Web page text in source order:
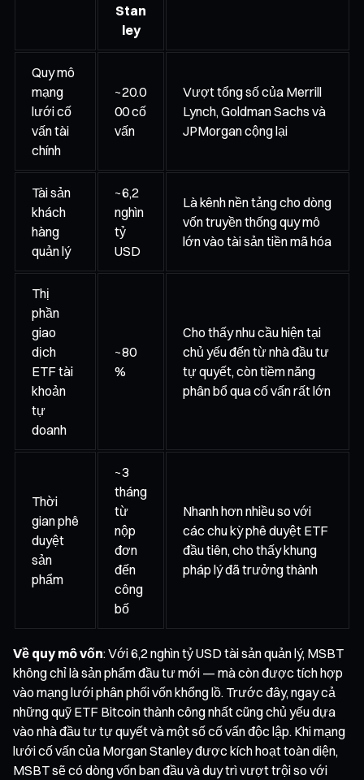
Stan
ley
Quy mô
mạng
lưới cố
vấn tài
chính
~20.0
00 cố
vấn
Vượt tổng số của Merrill
Lynch, Goldman Sachs và
JPMorgan cộng lại
Tài sản
khách
hàng
quản lý
~6,2
nghìn
tỷ
USD
Là kênh nền tảng cho dòng
vốn truyền thống quy mô
lớn vào tài sản tiền mã hóa
Thị
phần
giao
dịch
ETF tài
khoản
tự
doanh
~80
%
Cho thấy nhu cầu hiện tại
chủ yếu đến từ nhà đầu tư
tự quyết, còn tiềm năng
phân bổ qua cố vấn rất lớn
Thời
gian phê
duyệt
sản
phẩm
~3
tháng
từ
nộp
đơn
đến
công
bố
Nhanh hơn nhiều so với
các chu kỳ phê duyệt ETF
đầu tiên, cho thấy khung
pháp lý đã trưởng thành
Về quy mô vốn: Với 6,2 nghìn tỷ USD tài sản quản lý, MSBT
không chỉ là sản phẩm đầu tư mới — mà còn được tích hợp
vào mạng lưới phân phối vốn khổng lồ. Trước đây, ngay cả
những quỹ ETF Bitcoin thành công nhất cũng chủ yếu dựa
vào nhà đầu tư tự quyết và một số cố vấn độc lập. Khi mạng
lưới cố vấn của Morgan Stanley được kích hoạt toàn diện,
MSBT sẽ có dòng vốn ban đầu và duy trì vượt trội so với